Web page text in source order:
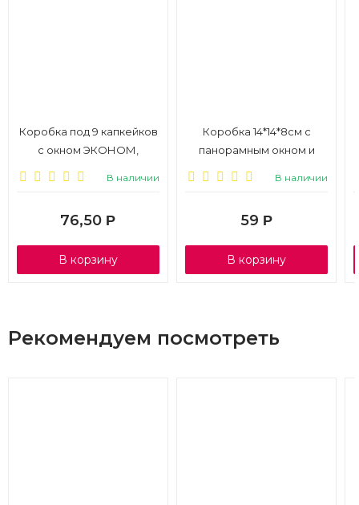
Коробка под 9 капкейков
с окном ЭКОНОМ,
В наличии
76,50 Р
В корзину
Коробка 14*14*8см с
панорамным окном и
В наличии
59 Р
В корзину
Рекомендуем посмотреть